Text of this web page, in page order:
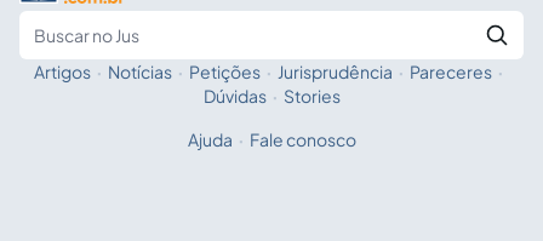
Fale com a IA
Artigos · Notícias · Petições · Jurisprudência · Pareceres ·
Dúvidas · Stories
Ajuda · Fale conosco